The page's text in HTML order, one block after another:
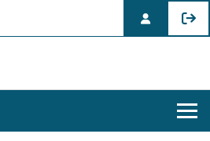
DE LOUIS JAN